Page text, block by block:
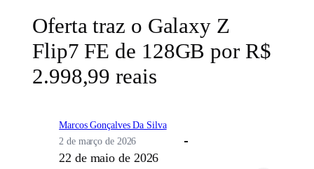
Oferta traz o Galaxy Z
Flip7 FE de 128GB por R$
2.998,99 reais
Marcos Gonçalves Da Silva
2 de março de 2026
22 de maio de 2026